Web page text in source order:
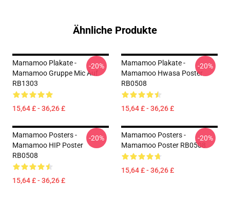
Ähnliche Produkte
Mamamoo Plakate -
Mamamoo Gruppe Mic Auf
RB1303
15,64 £ - 36,26 £
-20%
Mamamoo Plakate -
Mamamoo Hwasa Poster
RB0508
15,64 £ - 36,26 £
-20%
Mamamoo Posters -
Mamamoo HIP Poster
RB0508
15,64 £ - 36,26 £
-20%
Mamamoo Posters -
Mamamoo Poster RB0508
15,64 £ - 36,26 £
-20%